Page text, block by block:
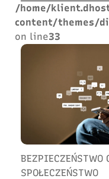
/home/
content/themes/
on line33
BEZPIECZEŃSTWO
SPOŁECZEŃSTWO